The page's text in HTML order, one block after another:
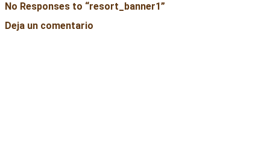
No Responses to “resort_banner1”
Deja un comentario